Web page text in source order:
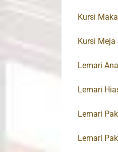
Kursi
Kursi Meja
Lemari
Lemari
Lemari
Lemari